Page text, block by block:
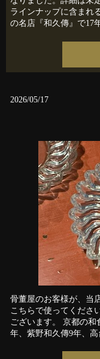
ラインナップに含まれ
の名店『和久傳』で17
2026/05/17
骨董屋のお客様が、当
こちらで使ってくださ
ございます。 京都の和
年、紫野和久傳9年、